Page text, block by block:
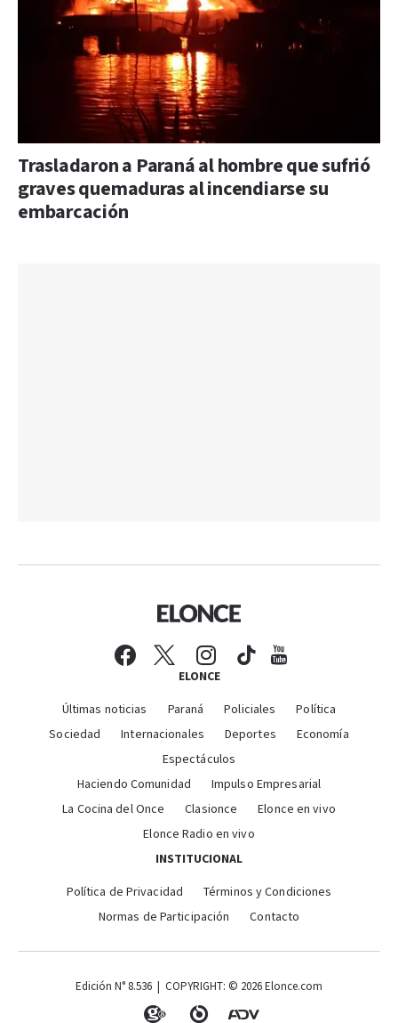
Trasladaron a Paraná al hombre que sufrió
graves quemaduras al incendiarse su
embarcación
ELONCE
Últimas noticias Paraná Policiales
Política
Sociedad
Internacionales Deportes
Economía
Espectáculos
Haciendo Comunidad
Impulso Empresarial
La Cocina del Once
Clasionce
Elonce en vivo
Elonce Radio en vivo
INSTITUCIONAL
Política de Privacidad
Términos y Condiciones
Normas de Participación
Contacto
Edición N° 8.536 | COPYRIGHT: © 2026 Elonce.com